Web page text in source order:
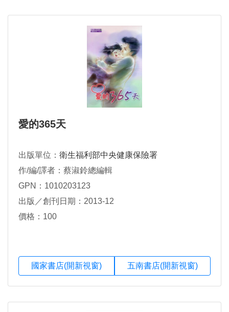
愛的365天
出版單位： 衛生福利部中央健康保險署
作/編/譯者：蔡淑鈴總編輯
GPN：1010203123
出版／創刊日期：2013-12
價格：100
國家書店(開新視窗) 五南書店(開新視窗)